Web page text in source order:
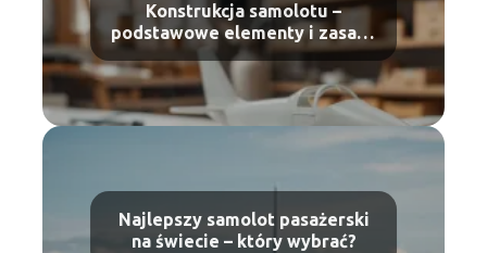
Konstrukcja samolotu –
podstawowe elementy i zasady
budowy
Najlepszy samolot pasażerski
na świecie – który wybrać?